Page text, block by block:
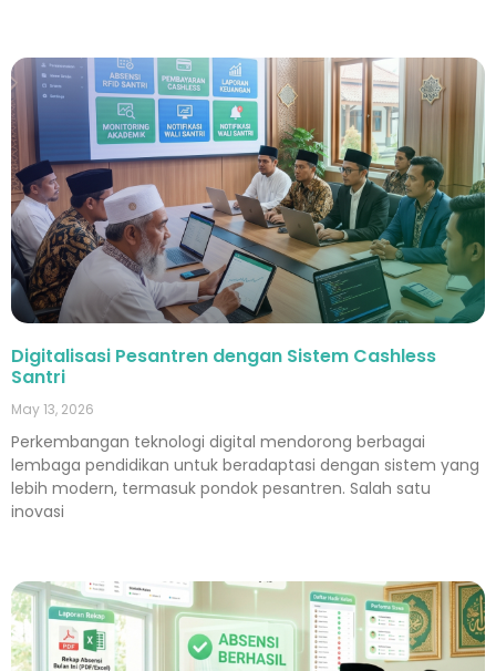
Digitalisasi Pesantren dengan Sistem Cashless
Santri
May 13, 2026
Perkembangan teknologi digital mendorong berbagai
lembaga pendidikan untuk beradaptasi dengan sistem yang
lebih modern, termasuk pondok pesantren. Salah satu
inovasi